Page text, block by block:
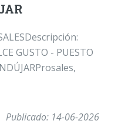
GUSTO - PUESTO
Publicado: 14-06-2026